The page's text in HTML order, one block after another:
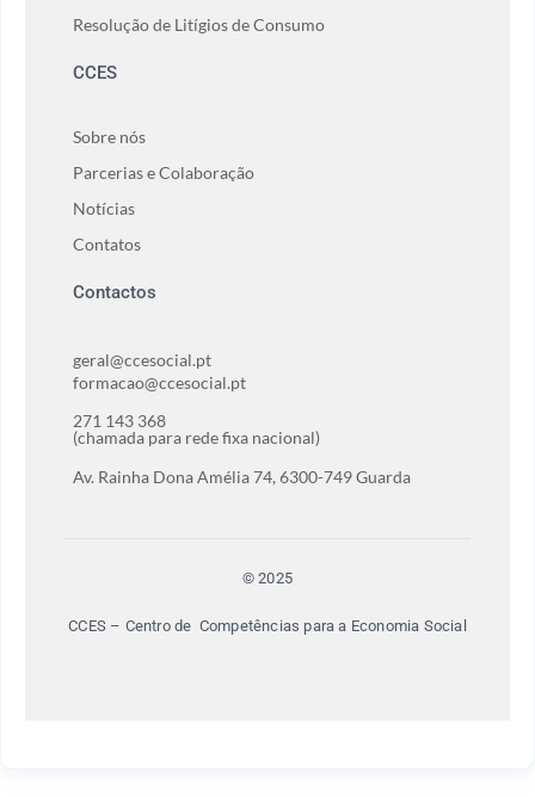
Resolução de Litígios de Consumo
CCES
Sobre nós
Parcerias e Colaboração
Notícias
Contatos
Contactos
geral@ccesocial.pt
formacao@ccesocial.pt
271 143 368
(chamada para rede fixa nacional)
Av. Rainha Dona Amélia 74, 6300-749 Guarda
© 2025
CCES – Centro de Competências para a Economia Social